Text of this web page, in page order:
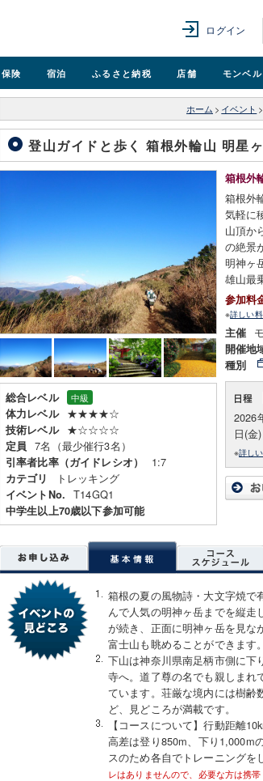
ログイン
保険 宿泊 ふるさと納税 店舗 モンベル
ホーム > イベント >
登山ガイドと歩く 箱根外輪山 明星
総合レベル 中級
体力レベル ★★★★☆
技術レベル ★☆☆☆☆
定員 7名（最少催行3名）
引率者比率（ガイドレシオ） 1:7
カテゴリ トレッキング
イベントNo. T14GQ1
中学生以上70歳以下参加可能
箱根外
箱根外
気軽に
山頂か
の絶景
明神ヶ
雄山最
参加料
※詳しい
主催
開催地
種別
2026
日(金)
※詳し
箱根の夏の風物詩・大文字焼で
んで人気の明神ヶ岳までを縦走
が続き、正面に明神ヶ岳を見な
富士山も眺めることができます。
下山は神奈川県南足柄市側に下
寺へ。道了尊の名でも親しまれ
ています。荘厳な境内には樹齢
ど、見どころが満載です。
【コースについて】行動距離
高差は登り850m、下り1,000m
スのため各自でトレーニングを
レはありませんので、必要な方は携